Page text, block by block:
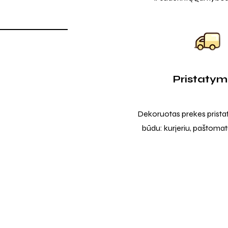
Dekoruotas prekes
būdu: kurjeriu,